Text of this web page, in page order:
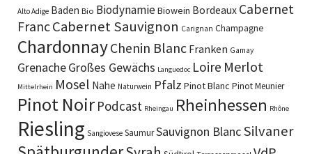
Alto Adige Baden Bio BiodynamieBiowein Bordeaux Cabernet
FrancCabernet Sauvignon Carignan Champagne
ChardonnayChenin Blanc Franken Gamay
GrenacheGroßes Gewächs Languedoc Loire Merlot
Mittelrhein Mosel Nahe Naturwein Pfalz Pinot Blanc Pinot Meunier
Pinot Noir Podcast Rheingau Rheinhessen Rhône
Riesling Sangiovese SaumurSauvignon BlancSilvaner